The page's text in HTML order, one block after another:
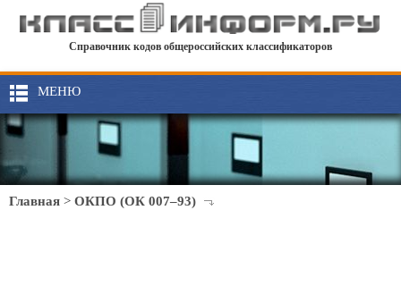
Справочник кодов общероссийских классификаторов
МЕНЮ
Главная > ОКПО (ОК 007–93)